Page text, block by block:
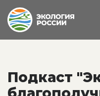
Подкаст